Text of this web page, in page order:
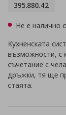
395.880.42
Не е налично
Кухненската
възможности, с
съчетание с
дръжки, тя ще
стаята.